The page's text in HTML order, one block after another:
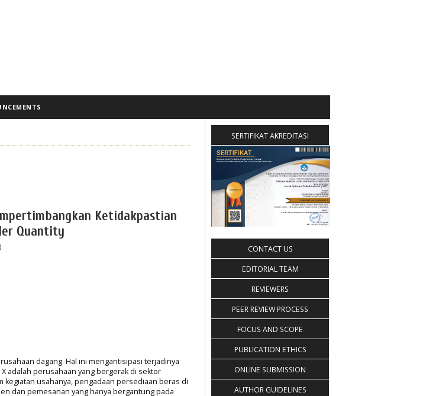
SERTIFIKAT AKREDITASI
CONTACT US
EDITORIAL TEAM
REVIEWERS
PEER REVIEW PROCESS
FOCUS AND SCOPE
PUBLICATION ETHICS
ONLINE SUBMISSION
AUTHOR GUIDELINES
Ketidakpastian
Quantity
dagang. Hal ini mengantisipasi terjadinya
adalah perusahaan yang bergerak di sektor
kegiatan usahanya, pengadaan persediaan beras di
dan pemesanan yang hanya bergantung pada